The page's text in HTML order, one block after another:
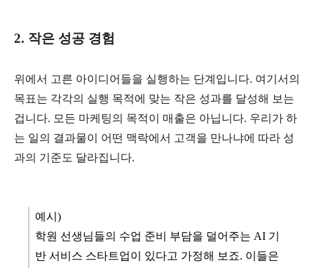
2. 작은 성공 경험
위에서 고른 아이디어들을 실행하는 단계입니다. 여기서의
목표는 각각의 실행 목적에 맞는 작은 성과를 달성해 보는
겁니다. 모든 마케팅의 목적이 매출은 아닙니다. 우리가 하
는 일의 결과물이 어떤 맥락에서 고객을 만나냐에 따라 성
과의 기준도 달라집니다.
예시)
학원 선생님들의 수업 준비 부담을 덜어주는 AI 기
반 서비스 스타트업이 있다고 가정해 보죠. 이들은